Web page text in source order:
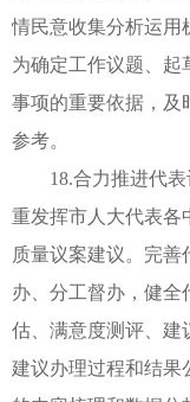
情民意收集分析运用
为确定工作议题、起
事项的重要依据，及
参考。
18.合力推进代
重发挥市人大代表各
质量议案建议。完善
办、分工督办，健全
估、满意度测评、建
建议办理过程和结果